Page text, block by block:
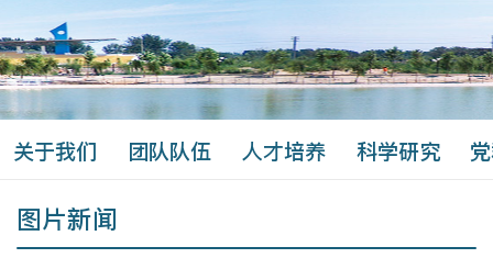
关于我们 团队队伍 人才培养 科学研究
图片新闻